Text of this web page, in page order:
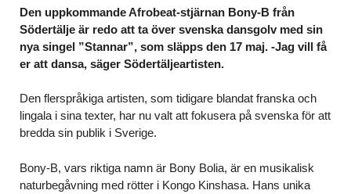
Den uppkommande Afrobeat-stjärnan Bony-B från
Södertälje är redo att ta över svenska dansgolv med sin
nya singel ”Stannar”, som släpps den 17 maj. -Jag vill få
er att dansa, säger Södertäljeartisten.
Den flerspråkiga artisten, som tidigare blandat franska och
lingala i sina texter, har nu valt att fokusera på svenska för att
bredda sin publik i Sverige.
Bony-B, vars riktiga namn är Bony Bolia, är en musikalisk
naturbegåvning med rötter i Kongo Kinshasa. Hans unika